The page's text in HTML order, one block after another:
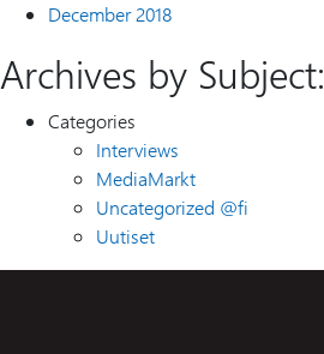
December 2018
Archives by Subject:
Categories
Interviews
MediaMarkt
Uncategorized @fi
Uutiset